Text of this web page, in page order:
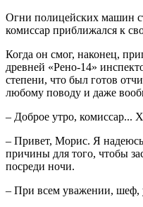
Огни полицейских машин
комиссар приближался к
Когда он смог, наконец,
древней «Рено-14»
степени, что был готов
любому поводу и даже
– Доброе утро, комиссар...
– Привет, Морис. Я
причины для того, чтобы
посреди ночи.
– При всем уважении, шеф,